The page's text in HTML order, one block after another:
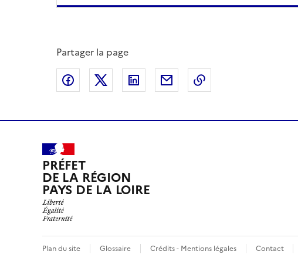
Partager la page
Partager sur Facebook
Partager sur XPartager sur LinkedIn
Partager par email
PRÉFET
DE LA RÉGION
PAYS DE LA LOIRE
Plan du site Glossaire Crédits - Mentions légales Contact